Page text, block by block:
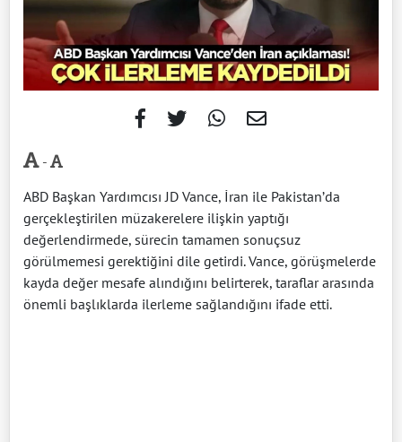
-
ABD Başkan Yardımcısı JD Vance, İran ile Pakistan’da
gerçekleştirilen müzakerelere ilişkin yaptığı
değerlendirmede, sürecin tamamen sonuçsuz
görülmemesi gerektiğini dile getirdi. Vance, görüşmelerde
kayda değer mesafe alındığını belirterek, taraflar arasında
önemli başlıklarda ilerleme sağlandığını ifade etti.